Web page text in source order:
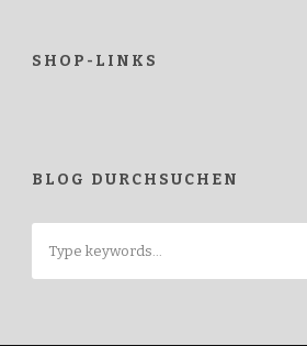
SHOP-LINKS
BLOG DURCHSUCHEN